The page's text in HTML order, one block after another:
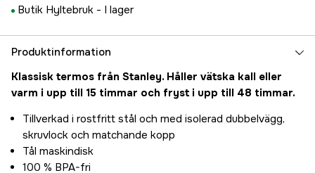
Butik Hyltebruk - I lager
Produktinformation
Klassisk termos från Stanley. Håller vätska kall eller
varm i upp till 15 timmar och fryst i upp till 48 timmar.
Tillverkad i rostfritt stål och med isolerad dubbelvägg,
skruvlock och matchande kopp
Tål maskindisk
100 % BPA-fri